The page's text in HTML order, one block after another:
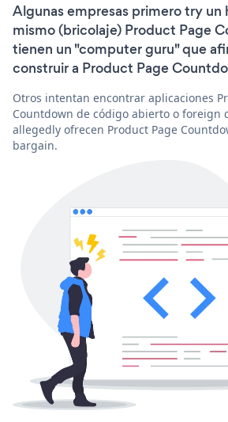
Algunas empresas primero try un
mismo (bricolaje) Product Page
tienen un "computer guru" que
construir a Product Page
Otros intentan encontrar aplicaciones
Countdown de código abierto o foreign
allegedly ofrecen Product Page
bargain.